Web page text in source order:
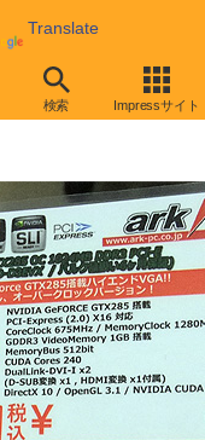
Translate
検索 Impressサイト
月28日号